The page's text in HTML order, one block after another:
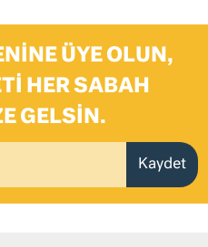
ÜYE OLUN,
HER SABAH
GELSIN.
Kaydet